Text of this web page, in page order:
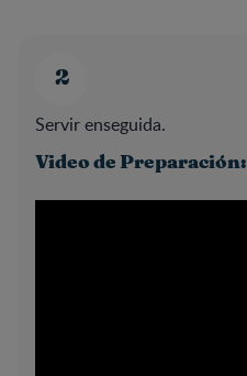
Servir enseguida.
Video de Preparación: